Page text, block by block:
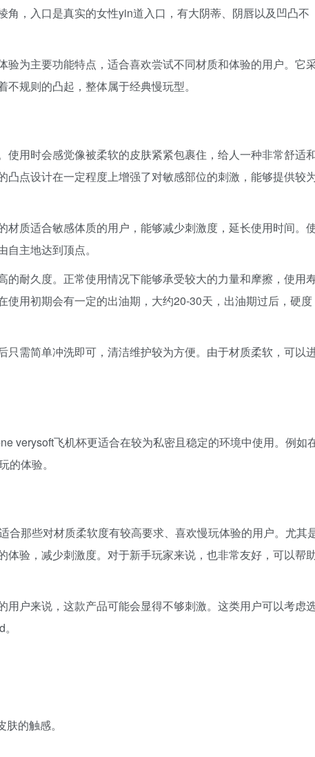
角，入口是真实的女性yin道入口，有大阴蒂、阴唇以及凹凸不
验为主要功能特点，适合喜欢尝试不同材质和体验的用户。它
规则的凸起，整体属于经典慢玩型。
使用时会感觉像被柔软的皮肤紧紧包裹住，给人一种非常舒适
凸点设计在一定程度上增强了对敏感部位的刺激，能够提供较
材质适合敏感体质的用户，能够减少刺激度，延长使用时间。
主地达到顶点。
的耐久度。正常使用情况下能够承受较大的力量和摩擦，使用
使用初期会有一定的出油期，大约20-30天，出油期过后，硬度
只需简单冲洗即可，清洁维护较为方便。由于材质柔软，可以
verysoft飞机杯更适合在较为私密且稳定的环境中使用。例如
体验。
合那些对材质柔软度有较高要求、喜欢慢玩体验的用户。尤其
体验，减少刺激度。对于新手玩家来说，也非常友好，可以帮
用户来说，这款产品可能会显得不够刺激。这类用户可以考虑
的触感。